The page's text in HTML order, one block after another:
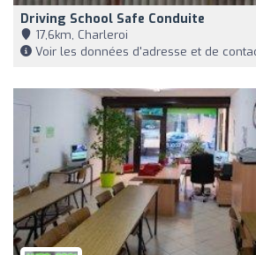
Driving School Safe Conduite
17,6km, Charleroi
Voir les données d'adresse et de